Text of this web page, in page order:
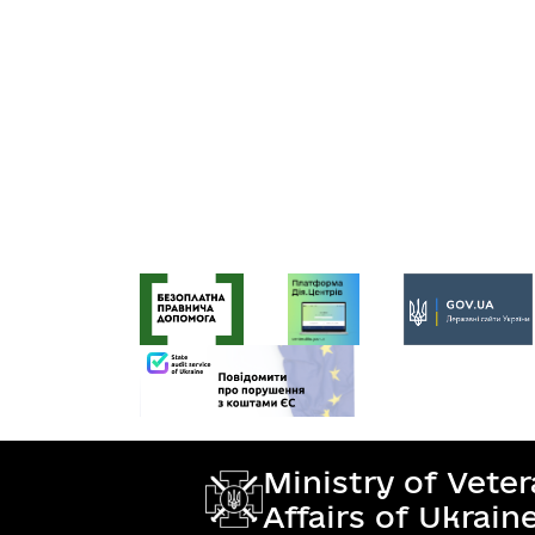
Ministry of
Affairs of